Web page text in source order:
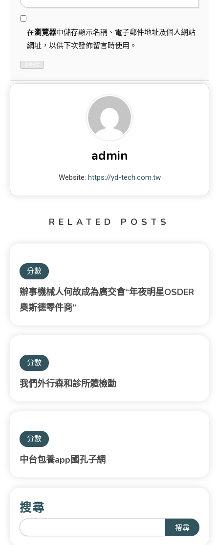
在瀏覽器中儲存顯示名稱、電子郵件地址及個人網站
網址，以供下次發佈留言時使用。
admin
Website: https://yd-tech.com.tw
RELATED POSTS
分數
辦事機械人何故成為廣交會“年夜明星OSDER
奧斯德零件商”
分數
我們外行森和診所體檢動
分數
中台包養app國孔子網
搜尋
搜尋